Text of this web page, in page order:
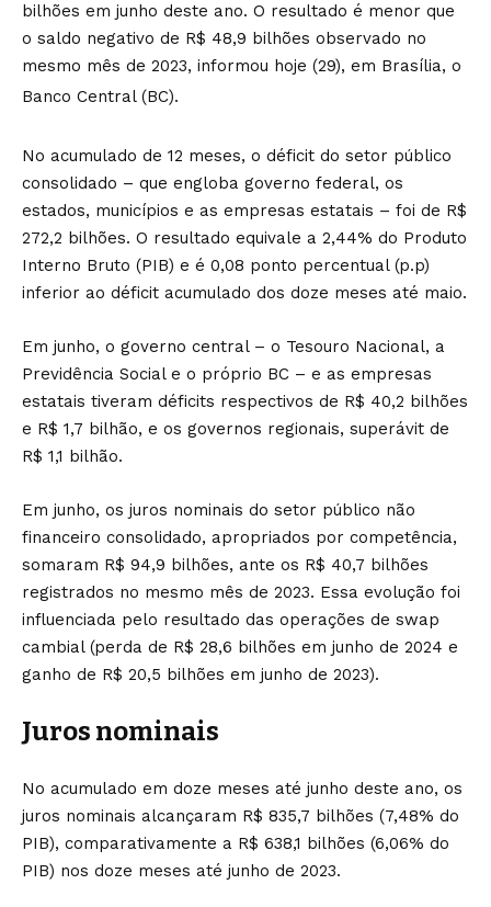
bilhões em junho deste ano. O resultado é menor que
o saldo negativo de R$ 48,9 bilhões observado no
mesmo mês de 2023, informou hoje (29), em Brasília, o
Banco Central (BC).
No acumulado de 12 meses, o déficit do setor público
consolidado – que engloba governo federal, os
estados, municípios e as empresas estatais – foi de R$
272,2 bilhões. O resultado equivale a 2,44% do Produto
Interno Bruto (PIB) e é 0,08 ponto percentual (p.p)
inferior ao déficit acumulado dos doze meses até maio.
Em junho, o governo central – o Tesouro Nacional, a
Previdência Social e o próprio BC – e as empresas
estatais tiveram déficits respectivos de R$ 40,2 bilhões
e R$ 1,7 bilhão, e os governos regionais, superávit de
R$ 1,1 bilhão.
Em junho, os juros nominais do setor público não
financeiro consolidado, apropriados por competência,
somaram R$ 94,9 bilhões, ante os R$ 40,7 bilhões
registrados no mesmo mês de 2023. Essa evolução foi
influenciada pelo resultado das operações de swap
cambial (perda de R$ 28,6 bilhões em junho de 2024 e
ganho de R$ 20,5 bilhões em junho de 2023).
Juros nominais
No acumulado em doze meses até junho deste ano, os
juros nominais alcançaram R$ 835,7 bilhões (7,48% do
PIB), comparativamente a R$ 638,1 bilhões (6,06% do
PIB) nos doze meses até junho de 2023.